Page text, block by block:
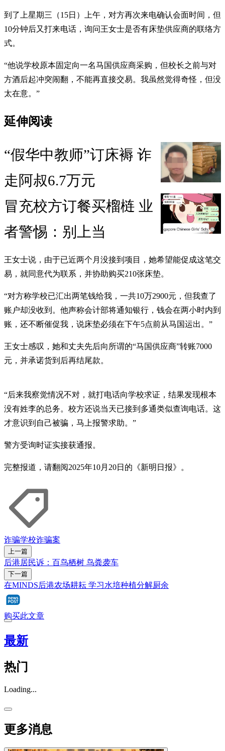
到了上星期三（15日）上午，对方再次来电确认会面时间，但
10分钟后又打来电话，询问王女士是否有床垫供应商的联络方
式。
“他说学校原本固定向一名马国供应商采购，但校长之前与对
方酒后起冲突闹翻，不能再直接交易。我虽然觉得奇怪，但没
太在意。”
延伸阅读
“假华中教师”订床褥 诈
走阿叔6.7万元
冒充校方订餐买榴梿 业
者警惕：别上当
王女士说，由于已近两个月没接到项目，她希望能促成这笔交
易，就同意代为联系，并协助购买210张床垫。
“对方称学校已汇出两笔钱给我，一共10万2900元，但我查了
账户却没收到。他声称会计部将通知银行，钱会在两小时内到
账，还不断催促我，说床垫必须在下午5点前从马国运出。”
王女士感叹，她和丈夫先后向所谓的“马国供应商”转账7000
元，并承诺货到后再结尾款。
“后来我察觉情况不对，就打电话向学校求证，结果发现根本
没有姓李的总务。校方还说当天已接到多通类似查询电话。这
才意识到自己被骗，马上报警求助。”
警方受询时证实接获通报。
完整报道，请翻阅2025年10月20日的《新明日报》。
诈骗学校诈骗案
上一篇
后港居民诉：百鸟栖树 鸟粪袭车
下一篇
在MINDS后港农场耕耘 学习水培种植分解厨余
购买此文章
最新
热门
Loading...
更多消息